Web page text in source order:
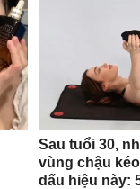
Sau tuổi 30,
vùng chậu
dấu hiệu này: